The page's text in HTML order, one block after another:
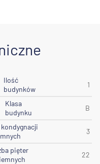
Ilość
budynków
1
Klasa
budynku
B
3
pięter
22